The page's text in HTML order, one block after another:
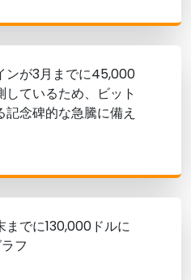
ンが3月までに45,000
しているため、ビット
念碑的な急騰に備え
までに130,000ドルに
フ